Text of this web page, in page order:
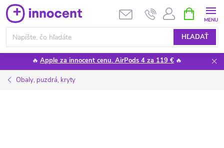
Prejsť
na
obsah
HĽADAŤ
KOŠÍK
🔥 Apple za innocent cenu. AirPods 4 za 119 € 🔥
Obaly, puzdrá, kryty